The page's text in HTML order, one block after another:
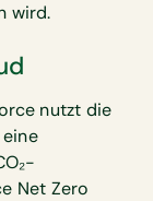
wird.
nutzt die
Net Zero